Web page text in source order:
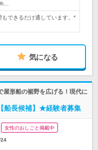
できるだけ通しています。*
気になる
屋形船の裾野を広げる！現代に
船長候補】★経験者募集
女性のおしごと掲載中